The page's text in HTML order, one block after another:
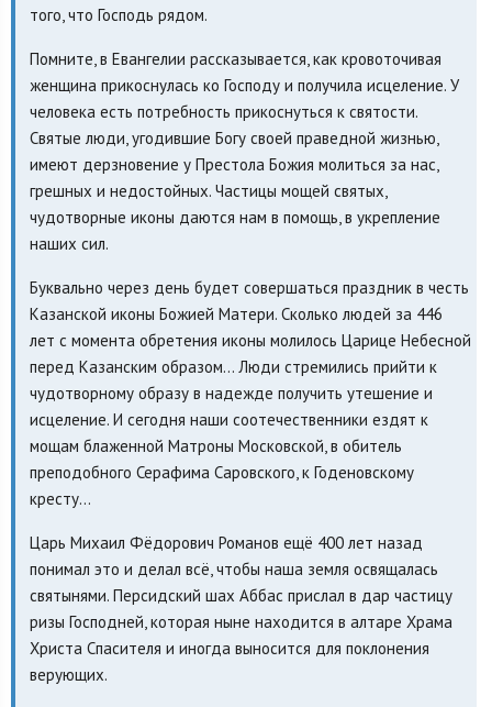
того, что Господь рядом.
Помните, в Евангелии рассказывается, как кровоточивая
женщина прикоснулась ко Господу и получила исцеление. У
человека есть потребность прикоснуться к святости.
Святые люди, угодившие Богу своей праведной жизнью,
имеют дерзновение у Престола Божия молиться за нас,
грешных и недостойных. Частицы мощей святых,
чудотворные иконы даются нам в помощь, в укрепление
наших сил.
Буквально через день будет совершаться праздник в честь
Казанской иконы Божией Матери. Сколько людей за 446
лет с момента обретения иконы молилось Царице Небесной
перед Казанским образом... Люди стремились прийти к
чудотворному образу в надежде получить утешение и
исцеление. И сегодня наши соотечественники ездят к
мощам блаженной Матроны Московской, в обитель
преподобного Серафима Саровского, к Годеновскому
кресту…
Царь Михаил Фёдорович Романов ещё 400 лет назад
понимал это и делал всё, чтобы наша земля освящалась
святынями. Персидский шах Аббас прислал в дар частицу
ризы Господней, которая ныне находится в алтаре Храма
Христа Спасителя и иногда выносится для поклонения
верующих.